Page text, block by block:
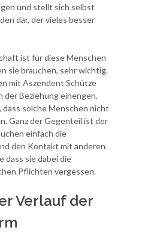
und stellt sich selbst
dar, der vieles besser
ist für diese Menschen
sie brauchen, sehr wichtig.
mit Aszendent Schütze
der Beziehung einengen.
solche Menschen nicht
Ganz der Gegenteil ist der
einfach die
den Kontakt mit anderen
dass sie dabei die
Pflichten vergessen.
Verlauf der